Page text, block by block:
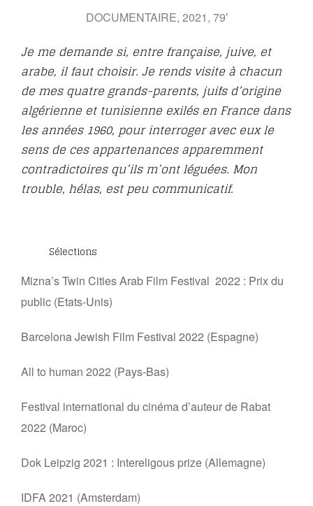
DOCUMENTAIRE, 2021, 79′
Je me demande si, entre française, juive, et
arabe, il faut choisir. Je rends visite à chacun
de mes quatre grands-parents, juifs d’origine
algérienne et tunisienne exilés en France dans
les années 1960, pour interroger avec eux le
sens de ces appartenances apparemment
contradictoires qu’ils m’ont léguées. Mon
trouble, hélas, est peu communicatif.
Sélections
Mizna’s Twin Cities Arab Film Festival 2022 : Prix du
public (Etats-Unis)
Barcelona Jewish Film Festival 2022 (Espagne)
All to human 2022 (Pays-Bas)
Festival international du cinéma d’auteur de Rabat
2022 (Maroc)
Dok Leipzig 2021 : Intereligous prize (Allemagne)
IDFA 2021 (Amsterdam)